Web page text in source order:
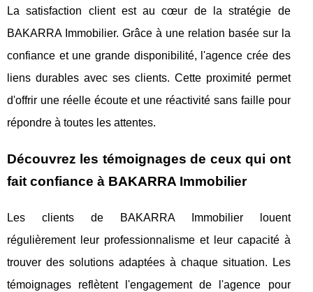
La satisfaction client est au cœur de la stratégie de
BAKARRA Immobilier. Grâce à une relation basée sur la
confiance et une grande disponibilité, l'agence crée des
liens durables avec ses clients. Cette proximité permet
d'offrir une réelle écoute et une réactivité sans faille pour
répondre à toutes les attentes.
Découvrez les témoignages de ceux qui ont
fait confiance à BAKARRA Immobilier
Les clients de BAKARRA Immobilier louent
régulièrement leur professionnalisme et leur capacité à
trouver des solutions adaptées à chaque situation. Les
témoignages reflètent l'engagement de l'agence pour